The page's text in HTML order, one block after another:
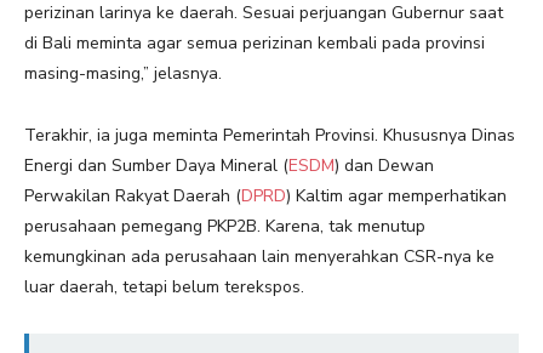
perizinan larinya ke daerah. Sesuai perjuangan Gubernur saat
di Bali meminta agar semua perizinan kembali pada provinsi
masing-masing,” jelasnya.
Terakhir, ia juga meminta Pemerintah Provinsi. Khususnya Dinas
Energi dan Sumber Daya Mineral (ESDM) dan Dewan
Perwakilan Rakyat Daerah (DPRD) Kaltim agar memperhatikan
perusahaan pemegang PKP2B. Karena, tak menutup
kemungkinan ada perusahaan lain menyerahkan CSR-nya ke
luar daerah, tetapi belum terekspos.